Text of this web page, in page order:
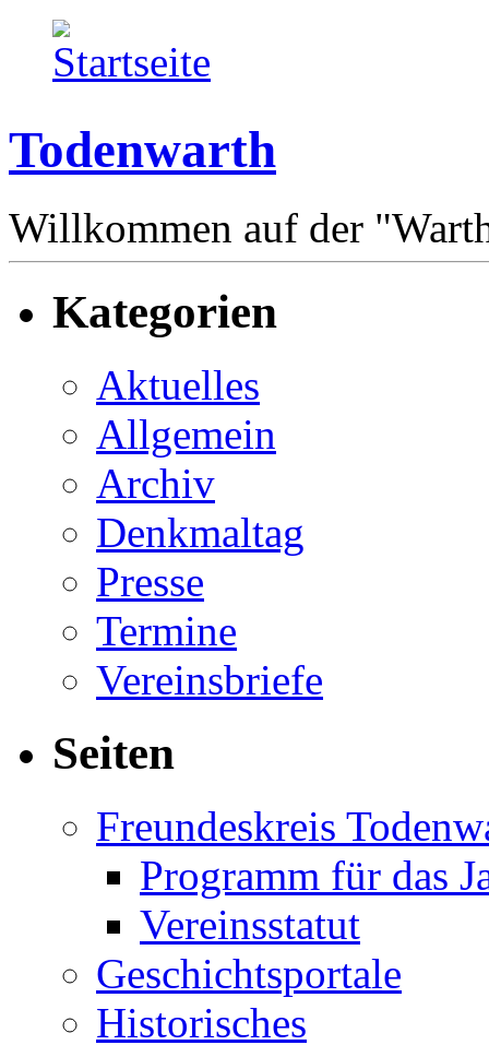
Todenwarth
Willkommen auf der
Kategorien
Aktuelles
Allgemein
Archiv
Denkmaltag
Presse
Termine
Vereinsbriefe
Seiten
Freundeskreis
Programm für das
Vereinsstatut
Geschichtsportale
Historisches